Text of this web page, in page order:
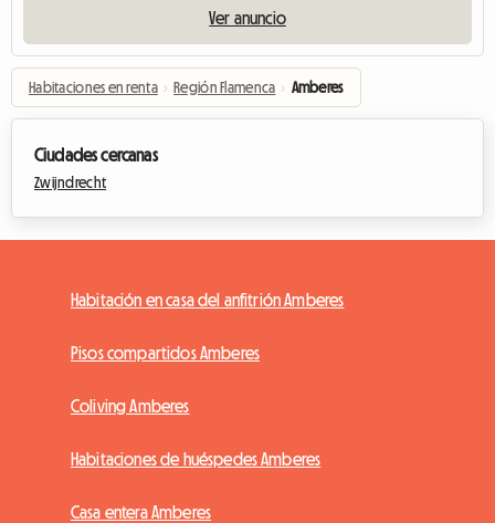
Ver anuncio
Habitaciones en renta › Región Flamenca › Amberes
Ciudades cercanas
Zwijndrecht
Habitación en casa del anfitrión Amberes
Pisos compartidos Amberes
Coliving Amberes
Habitaciones de huéspedes Amberes
Casa entera Amberes